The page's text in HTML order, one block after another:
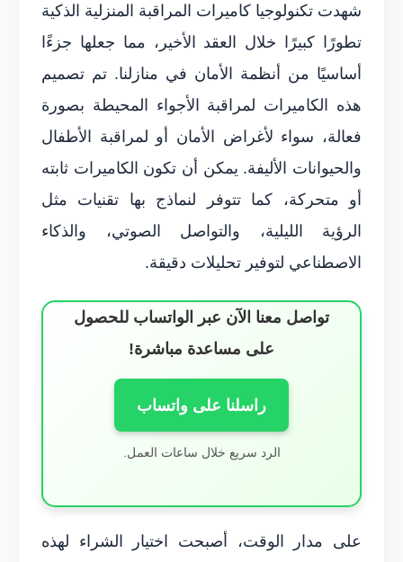
شهدت تكنولوجيا كاميرات المراقبة المنزلية الذكية
تطورًا كبيرًا خلال العقد الأخير، مما جعلها جزءًا
أساسيًا من أنظمة الأمان في منازلنا. تم تصميم
هذه الكاميرات لمراقبة الأجواء المحيطة بصورة
فعالة، سواء لأغراض الأمان أو لمراقبة الأطفال
والحيوانات الأليفة. يمكن أن تكون الكاميرات ثابته
أو متحركة، كما تتوفر لنماذج بها تقنيات مثل
الرؤية الليلية، والتواصل الصوتي، والذكاء
الاصطناعي لتوفير تحليلات دقيقة.
تواصل معنا الآن عبر الواتساب للحصول
على مساعدة مباشرة!
راسلنا على واتساب
الرد سريع خلال ساعات العمل.
على مدار الوقت، أصبحت اختيار الشراء لهذه